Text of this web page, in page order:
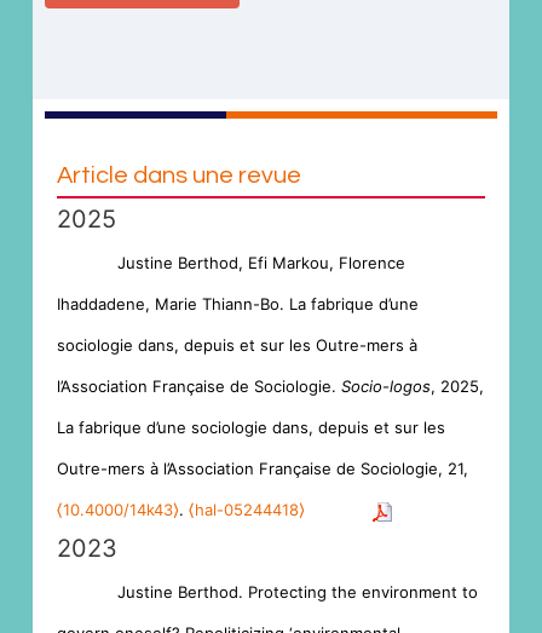
Article dans une revue
2025
Justine Berthod, Efi Markou, Florence
Ihaddadene, Marie Thiann-Bo. La fabrique d’une
sociologie dans, depuis et sur les Outre-mers à
l’Association Française de Sociologie. Socio-logos, 2025,
La fabrique d’une sociologie dans, depuis et sur les
Outre-mers à l’Association Française de Sociologie, 21,
⟨10.4000/14k43⟩. ⟨hal-05244418⟩
2023
Justine Berthod. Protecting the environment to